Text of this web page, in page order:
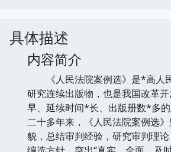
具体描述
内容简介
《人民法院案例选》是*高人
研究连续出版物，也是我国改革
早、延续时间*长、出版册数*多
二十多年来，《人民法院案例选
貌，总结审判经验，研究审判理